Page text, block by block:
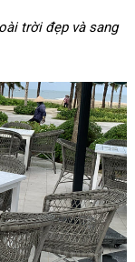
trời đẹp và sang